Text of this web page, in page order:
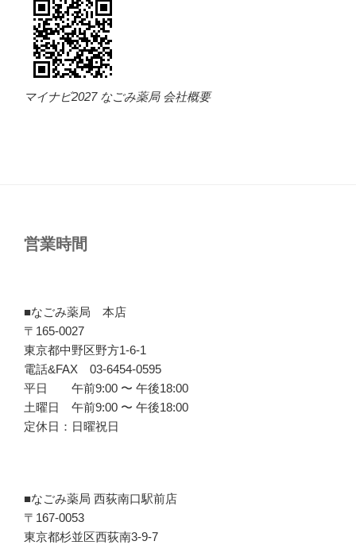
マイナビ2027 なごみ薬局 会社概要
営業時間
■なごみ薬局 本店
〒165-0027
東京都中野区野方1-6-1
電話&FAX 03-6454-0595
平日 午前9:00 〜 午後18:00
土曜日 午前9:00 〜 午後18:00
定休日：日曜祝日
■なごみ薬局 西荻南口駅前店
〒167-0053
東京都杉並区西荻南3-9-7